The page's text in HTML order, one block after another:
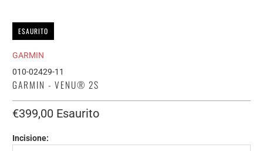
ESAURITO
GARMIN
010-02429-11
GARMIN - VENU® 2S
€399,00 Esaurito
Incisione: